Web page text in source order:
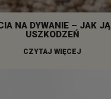
NA DYWANIE – JAK
USZKODZEŃ
CZYTAJ WIĘCEJ